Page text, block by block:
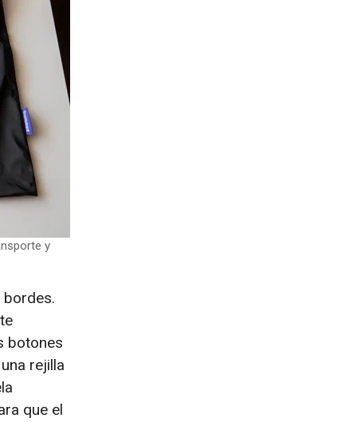
y
bordes.
botones
rejilla
que el